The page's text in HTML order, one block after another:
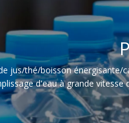
jus/thé/boisson énergisante/
d'eau à grande